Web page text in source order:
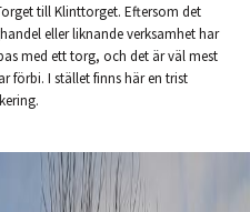
till Klinttorget. Eftersom det
eller liknande verksamhet har
med ett torg, och det är väl mest
förbi. I stället finns här en trist